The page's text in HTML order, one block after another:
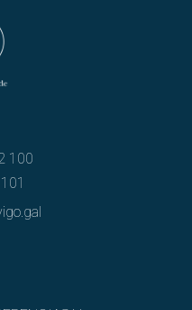
100